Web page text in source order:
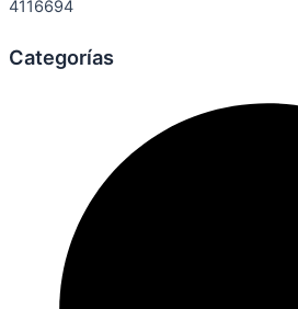
4116694
Categorías